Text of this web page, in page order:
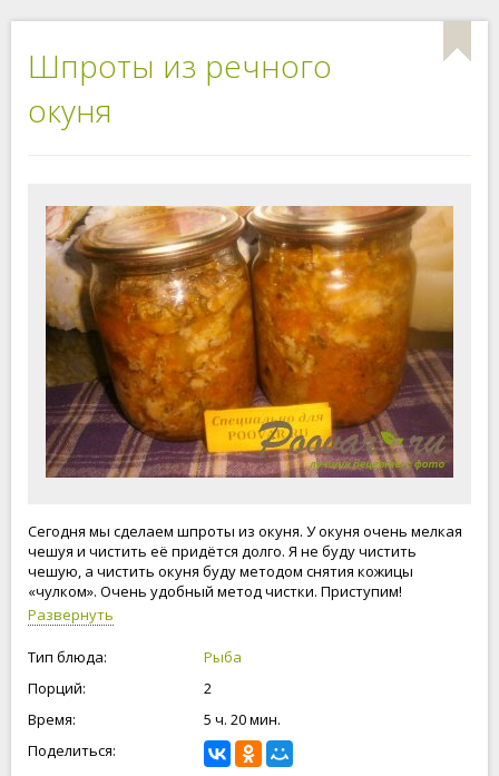
Шпроты из речного
окуня
Сегодня мы сделаем шпроты из окуня. У окуня очень мелкая
чешуя и чистить её придётся долго. Я не буду чистить
чешую, а чистить окуня буду методом снятия кожицы
«чулком». Очень удобный метод чистки. Приступим!
Развернуть
Тип блюда:
Рыба
Порций:
2
Время:
5 ч. 20 мин.
Поделиться: